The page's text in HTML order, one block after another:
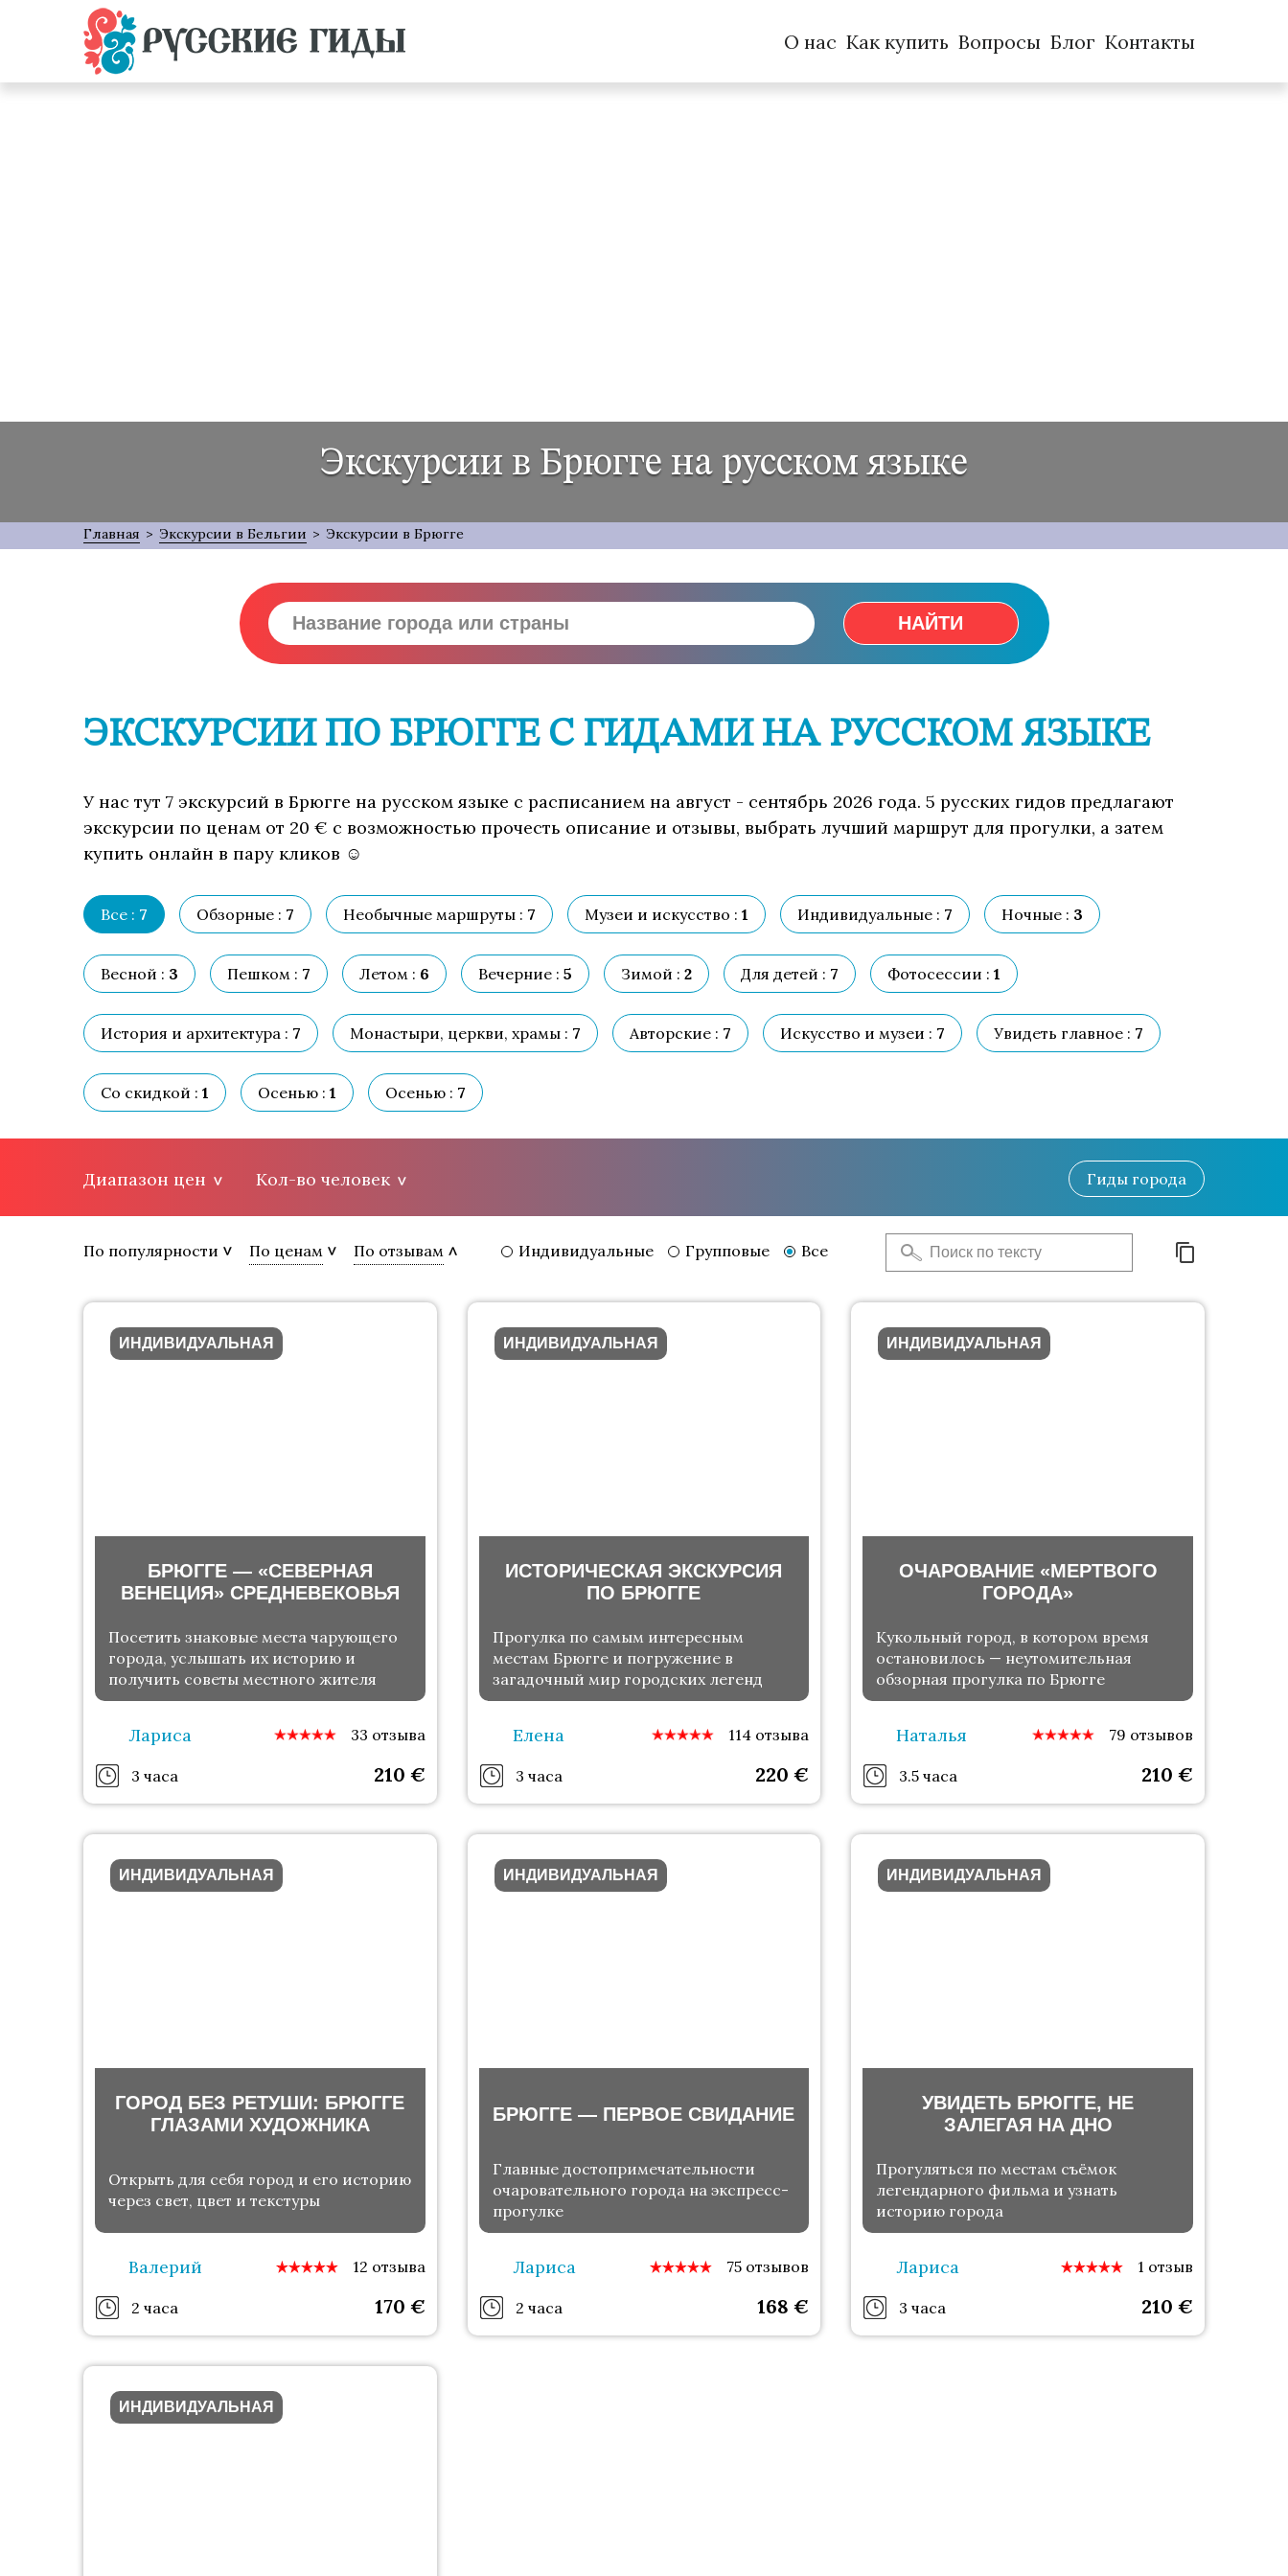
О нас Как купить Вопросы Блог Контакты
Экскурсии в Брюгге на русском языке
Главная > Экскурсии в Бельгии > Экскурсии в Брюгге
НАЙТИ
ЭКСКУРСИИ ПО БРЮГГЕ С ГИДАМИ НА РУССКОМ ЯЗЫКЕ
У нас тут 7 экскурсий в Брюгге на русском языке с расписанием на август - сентябрь 2026 года. 5 русских гидов предлагают
экскурсии по ценам от 20 € с возможностью прочесть описание и отзывы, выбрать лучший маршрут для прогулки, а затем
купить онлайн в пару кликов ☺
Все : 7 Обзорные : 7 Необычные маршруты : 7 Музеи и искусство : 1 Индивидуальные : 7 Ночные : 3
Весной : 3 Пешком : 7 Летом : 6 Вечерние : 5 Зимой : 2 Для детей : 7 Фотосессии : 1
История и архитектура : 7 Монастыри, церкви, храмы : 7 Авторские : 7 Искусство и музеи : 7 Увидеть главное : 7
Со скидкой : 1 Осенью : 1 Осенью : 7
Диапазон цен Кол-во человек Гиды города
По популярности По ценам По отзывам Индивидуальные Групповые Все
ИНДИВИДУАЛЬНАЯ
БРЮГГЕ — «СЕВЕРНАЯ
ВЕНЕЦИЯ» СРЕДНЕВЕКОВЬЯ
Посетить знаковые места чарующего
города, услышать их историю и
получить советы местного жителя
Лариса 33 отзыва
3 часа 210 €
ИНДИВИДУАЛЬНАЯ
ИСТОРИЧЕСКАЯ ЭКСКУРСИЯ
ПО БРЮГГЕ
Прогулка по самым интересным
местам Брюгге и погружение в
загадочный мир городских легенд
Елена 114 отзыва
3 часа 220€
ИНДИВИДУАЛЬНАЯ
ОЧАРОВАНИЕ «МЕРТВОГО
ГОРОДА»
Кукольный город, в котором время
остановилось — неутомительная
обзорная прогулка по Брюгге
Наталья 79 отзывов
3.5 часа 210 €
ИНДИВИДУАЛЬНАЯ
ГОРОД БЕЗ РЕТУШИ: БРЮГГЕ
ГЛАЗАМИ ХУДОЖНИКА
Открыть для себя город и его историю
через свет, цвет и текстуры
Валерий 12 отзыва
2 часа 170 €
ИНДИВИДУАЛЬНАЯ
БРЮГГЕ — ПЕРВОЕ СВИДАНИЕ
Главные достопримечательности
очаровательного города на экспресс-
прогулке
Лариса 75 отзывов
2 часа 168€
ИНДИВИДУАЛЬНАЯ
УВИДЕТЬ БРЮГГЕ, НЕ
ЗАЛЕГАЯ НА ДНО
Прогуляться по местам съёмок
легендарного фильма и узнать
историю города
Лариса 1 отзыв
3 часа 210 €
ИНДИВИДУАЛЬНАЯ